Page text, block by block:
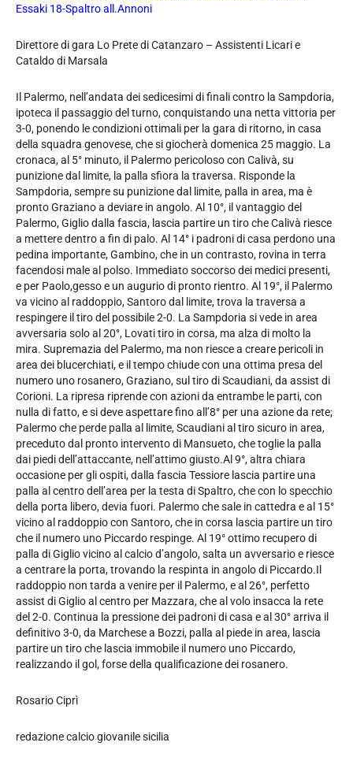
Essaki 18-Spaltro all.Annoni
Direttore di gara Lo Prete di Catanzaro – Assistenti Licari e
Cataldo di Marsala
Il Palermo, nell’andata dei sedicesimi di finali contro la Sampdoria,
ipoteca il passaggio del turno, conquistando una netta vittoria per
3-0, ponendo le condizioni ottimali per la gara di ritorno, in casa
della squadra genovese, che si giocherà domenica 25 maggio. La
cronaca, al 5° minuto, il Palermo pericoloso con Calivà, su
punizione dal limite, la palla sfiora la traversa. Risponde la
Sampdoria, sempre su punizione dal limite, palla in area, ma è
pronto Graziano a deviare in angolo. Al 10°, il vantaggio del
Palermo, Giglio dalla fascia, lascia partire un tiro che Calivà riesce
a mettere dentro a fin di palo. Al 14° i padroni di casa perdono una
pedina importante, Gambino, che in un contrasto, rovina in terra
facendosi male al polso. Immediato soccorso dei medici presenti,
e per Paolo,gesso e un augurio di pronto rientro. Al 19°, il Palermo
va vicino al raddoppio, Santoro dal limite, trova la traversa a
respingere il tiro del possibile 2-0. La Sampdoria si vede in area
avversaria solo al 20°, Lovati tiro in corsa, ma alza di molto la
mira. Supremazia del Palermo, ma non riesce a creare pericoli in
area dei blucerchiati, e il tempo chiude con una ottima presa del
numero uno rosanero, Graziano, sul tiro di Scaudiani, da assist di
Corioni. La ripresa riprende con azioni da entrambe le parti, con
nulla di fatto, e si deve aspettare fino all’8° per una azione da rete;
Palermo che perde palla al limite, Scaudiani al tiro sicuro in area,
preceduto dal pronto intervento di Mansueto, che toglie la palla
dai piedi dell’attaccante, nell’attimo giusto.Al 9°, altra chiara
occasione per gli ospiti, dalla fascia Tessiore lascia partire una
palla al centro dell’area per la testa di Spaltro, che con lo specchio
della porta libero, devia fuori. Palermo che sale in cattedra e al 15°
vicino al raddoppio con Santoro, che in corsa lascia partire un tiro
che il numero uno Piccardo respinge. Al 19° ottimo recupero di
palla di Giglio vicino al calcio d’angolo, salta un avversario e riesce
a centrare la porta, trovando la respinta in angolo di Piccardo.Il
raddoppio non tarda a venire per il Palermo, e al 26°, perfetto
assist di Giglio al centro per Mazzara, che al volo insacca la rete
del 2-0. Continua la pressione dei padroni di casa e al 30° arriva il
definitivo 3-0, da Marchese a Bozzi, palla al piede in area, lascia
partire un tiro che lascia immobile il numero uno Piccardo,
realizzando il gol, forse della qualificazione dei rosanero.
Rosario Ciprì
redazione calcio giovanile sicilia